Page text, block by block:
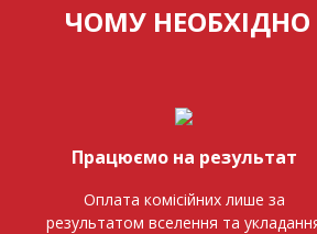
ЧОМУ
Працюємо на результат
Оплата комісійних лише за
результатом вселення та